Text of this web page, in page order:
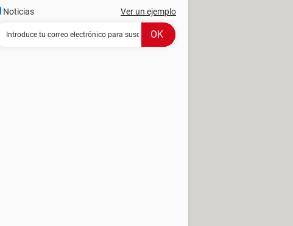
Noticias Ver un ejemplo